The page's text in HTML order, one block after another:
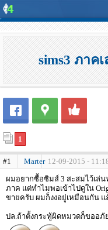
sims3 ภาค
1
#1 Marter 12-09-2015 -
ผมอยากซื้อซิมส์ 3 สะสมไว้เล่
ภาค แต่ทำไมพอเข้าไปดูใน
ขายครับ ผมก็งงอยู่เหมือนกัน แ
ปล.ถ้าตั้งกระทู้ผิดหมวดก็ขออ